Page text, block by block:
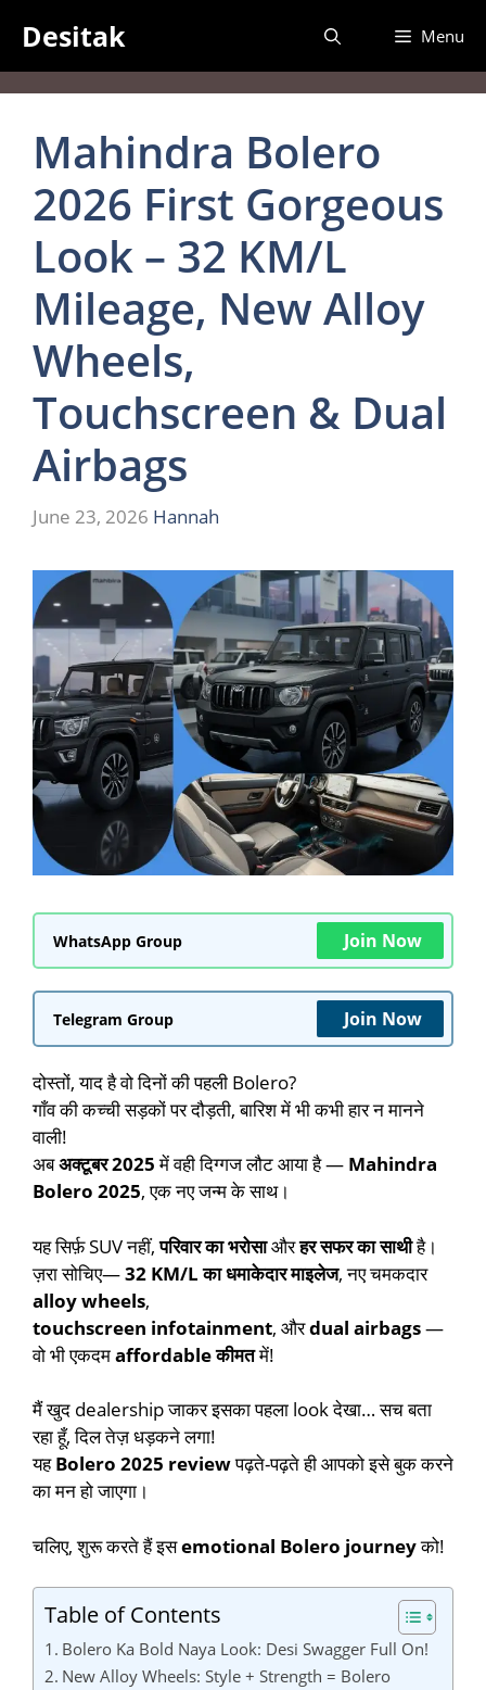
content
Desitak Menu
Mahindra Bolero
2026 First Gorgeous
Look – 32 KM/L
Mileage, New Alloy
Wheels,
Touchscreen & Dual
Airbags
June 23, 2026 Hannah
WhatsApp Group Join Now
Telegram Group Join Now
दोस्तों, याद है वो दिनों की पहली Bolero?
गाँव की कच्ची सड़कों पर दौड़ती, बारिश में भी कभी हार न मानने
वाली!
अबअक्टूबर 2025में वही दिग्गज लौट आया है — Mahindra
Bolero 2025, एक नए जन्म के साथ।
यह सिर्फ़ SUV नहीं,परिवार का भरोसाऔरहर सफर का साथीहै।
ज़रा सोचिए—32 KM/L का धमाकेदार माइलेज, नए चमकदार
alloy wheels,
touchscreen infotainment, औरdual airbags—
वो भी एकदमaffordable कीमतमें!
मैं खुद dealership जाकर इसका पहला look देखा… सच बता
रहा हूँ, दिल तेज़ धड़कने लगा!
यहBolero 2025 reviewपढ़ते-पढ़ते ही आपको इसे बुक करने
का मन हो जाएगा।
चलिए, शुरू करते हैं इसemotional Bolero journeyको!
Table of Contents
Bolero Ka Bold Naya Look: Desi Swagger Full On!
New Alloy Wheels: Style + Strength = Bolero